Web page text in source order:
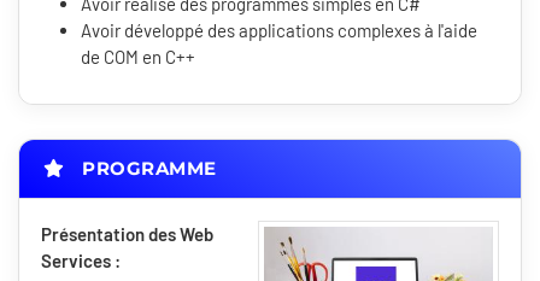
Avoir développé des applications complexes à l'aide
de COM en C++
PROGRAMME
Présentation des Web
Services :